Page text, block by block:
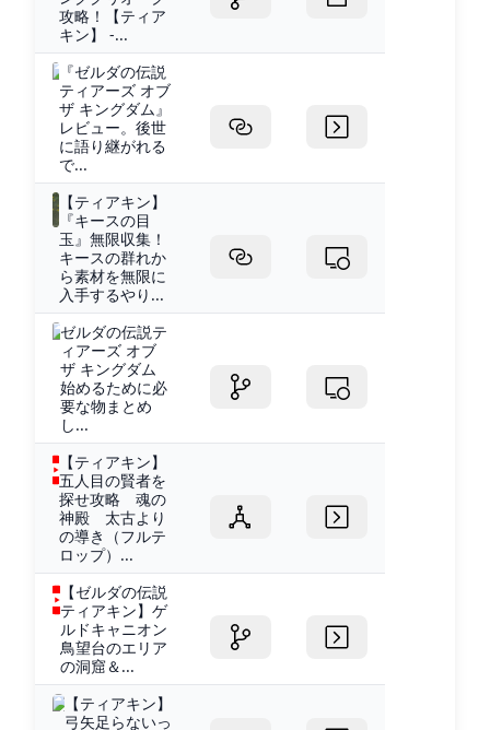
攻略！【ティア
キン】 -...
『ゼルダの伝説
ティアーズ オブ
ザ キングダム』
レビュー。後世
に語り継がれる
で...
【ティアキン】
『キースの目
玉』無限収集！
キースの群れか
ら素材を無限に
入手するやり...
ゼルダの伝説テ
ィアーズ オブ
ザ キングダム
始めるために必
要な物まとめ
し...
【ティアキン】
五人目の賢者を
探せ攻略 魂の
神殿 太古より
の導き（フルテ
ロップ）...
【ゼルダの伝説
ティアキン】ゲ
ルドキャニオン
鳥望台のエリア
の洞窟＆...
【ティアキン】
弓矢足らないっ